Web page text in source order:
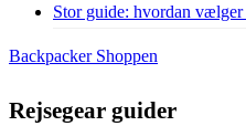
Stor guide: hvordan
Backpacker Shoppen
Rejsegear guider